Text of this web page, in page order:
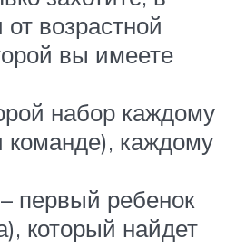
возрастной
вы имеете
набор каждому
команде), каждому
первый ребенок
который найдет